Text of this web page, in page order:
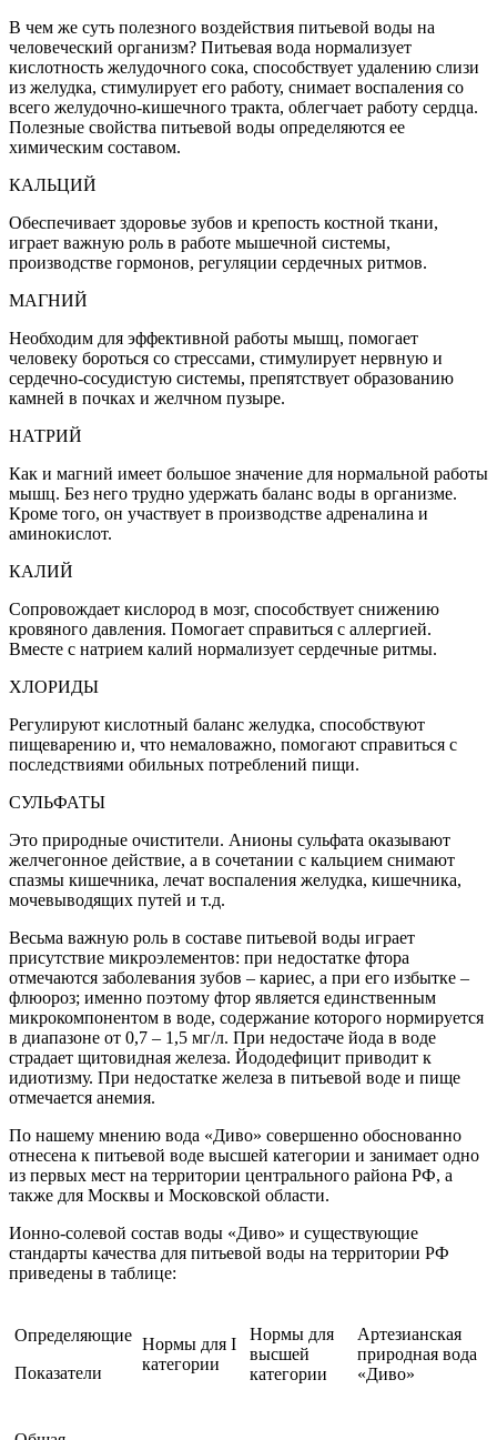
В чем же суть полезного воздействия питьевой воды на
человеческий организм? Питьевая вода нормализует
кислотность желудочного сока, способствует удалению слизи
из желудка, стимулирует его работу, снимает воспаления со
всего желудочно-кишечного тракта, облегчает работу сердца.
Полезные свойства питьевой воды определяются ее
химическим составом.
КАЛЬЦИЙ
Обеспечивает здоровье зубов и крепость костной ткани,
играет важную роль в работе мышечной системы,
производстве гормонов, регуляции сердечных ритмов.
МАГНИЙ
Необходим для эффективной работы мышц, помогает
человеку бороться со стрессами, стимулирует нервную и
сердечно-сосудистую системы, препятствует образованию
камней в почках и желчном пузыре.
НАТРИЙ
Как и магний имеет большое значение для нормальной работы
мышц. Без него трудно удержать баланс воды в организме.
Кроме того, он участвует в производстве адреналина и
аминокислот.
КАЛИЙ
Сопровождает кислород в мозг, способствует снижению
кровяного давления. Помогает справиться с аллергией.
Вместе с натрием калий нормализует сердечные ритмы.
ХЛОРИДЫ
Регулируют кислотный баланс желудка, способствуют
пищеварению и, что немаловажно, помогают справиться с
последствиями обильных потреблений пищи.
СУЛЬФАТЫ
Это природные очистители. Анионы сульфата оказывают
желчегонное действие, а в сочетании с кальцием снимают
спазмы кишечника, лечат воспаления желудка, кишечника,
мочевыводящих путей и т.д.
Весьма важную роль в составе питьевой воды играет
присутствие микроэлементов: при недостатке фтора
отмечаются заболевания зубов – кариес, а при его избытке –
флюороз; именно поэтому фтор является единственным
микрокомпонентом в воде, содержание которого нормируется
в диапазоне от 0,7 – 1,5 мг/л. При недостаче йода в воде
страдает щитовидная железа. Йододефицит приводит к
идиотизму. При недостатке железа в питьевой воде и пище
отмечается анемия.
По нашему мнению вода «Диво» совершенно обоснованно
отнесена к питьевой воде высшей категории и занимает одно
из первых мест на территории центрального района РФ, а
также для Москвы и Московской области.
Ионно-солевой состав воды «Диво» и существующие
стандарты качества для питьевой воды на территории РФ
приведены в таблице:
Определяющие
Показатели
Нормы для I
категории
Нормы для
высшей
категории
Артезианская
природная вода
«Диво»